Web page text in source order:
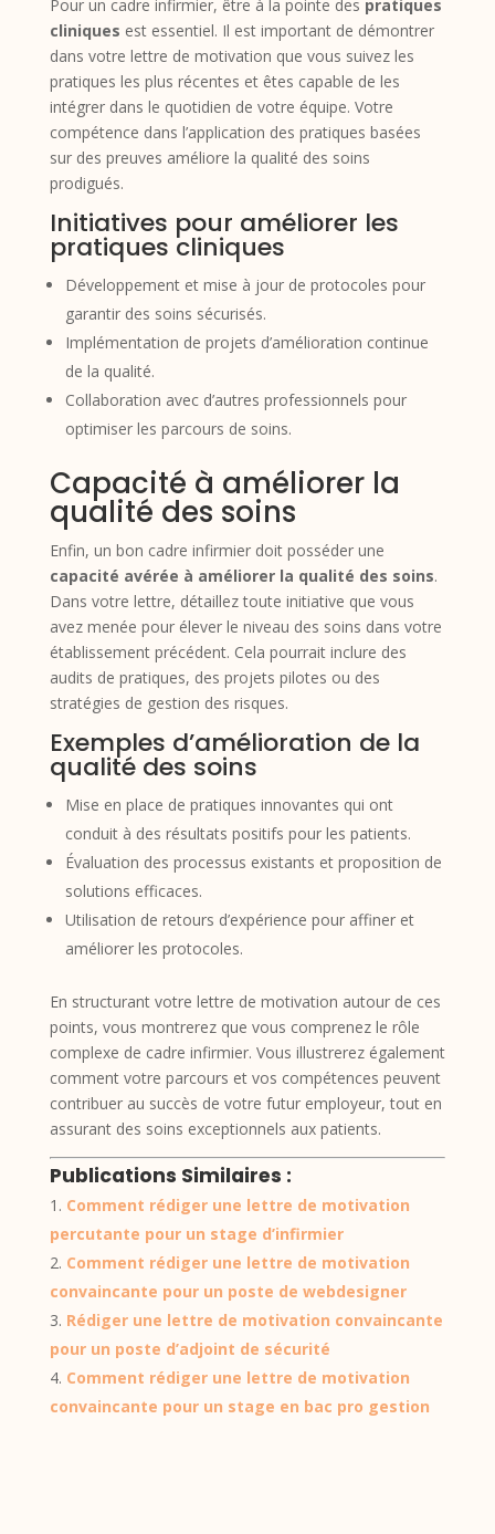
Pour un cadre infirmier, être à la pointe des pratiques
cliniques est essentiel. Il est important de démontrer
dans votre lettre de motivation que vous suivez les
pratiques les plus récentes et êtes capable de les
intégrer dans le quotidien de votre équipe. Votre
compétence dans l’application des pratiques basées
sur des preuves améliore la qualité des soins
prodigués.
Initiatives pour améliorer les
pratiques cliniques
Développement et mise à jour de protocoles pour
garantir des soins sécurisés.
Implémentation de projets d’amélioration continue
de la qualité.
Collaboration avec d’autres professionnels pour
optimiser les parcours de soins.
Capacité à améliorer la
qualité des soins
Enfin, un bon cadre infirmier doit posséder une
capacité avérée à améliorer la qualité des soins.
Dans votre lettre, détaillez toute initiative que vous
avez menée pour élever le niveau des soins dans votre
établissement précédent. Cela pourrait inclure des
audits de pratiques, des projets pilotes ou des
stratégies de gestion des risques.
Exemples d’amélioration de la
qualité des soins
Mise en place de pratiques innovantes qui ont
conduit à des résultats positifs pour les patients.
Évaluation des processus existants et proposition de
solutions efficaces.
Utilisation de retours d’expérience pour affiner et
améliorer les protocoles.
En structurant votre lettre de motivation autour de ces
points, vous montrerez que vous comprenez le rôle
complexe de cadre infirmier. Vous illustrerez également
comment votre parcours et vos compétences peuvent
contribuer au succès de votre futur employeur, tout en
assurant des soins exceptionnels aux patients.
Publications Similaires :
Comment rédiger une lettre de motivation
percutante pour un stage d’infirmier
Comment rédiger une lettre de motivation
convaincante pour un poste de webdesigner
Rédiger une lettre de motivation convaincante
pour un poste d’adjoint de sécurité
Comment rédiger une lettre de motivation
convaincante pour un stage en bac pro gestion